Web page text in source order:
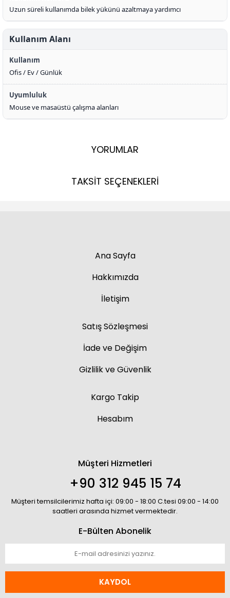
Uzun süreli kullanımda bilek yükünü azaltmaya yardımcı
Kullanım Alanı
Kullanım
Ofis / Ev / Günlük
Uyumluluk
Mouse ve masaüstü çalışma alanları
YORUMLAR
TAKSİT SEÇENEKLERİ
Ana Sayfa
Hakkımızda
İletişim
Satış Sözleşmesi
İade ve Değişim
Gizlilik ve Güvenlik
Kargo Takip
Hesabım
Müşteri Hizmetleri
+90 312 945 15 74
Müşteri temsilcilerimiz hafta içi: 09:00 - 18:00 C.tesi 09:00 - 14:00
saatleri arasında hizmet vermektedir.
E-Bülten Abonelik
KAYDOL